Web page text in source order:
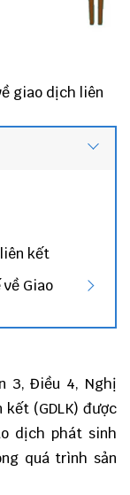
giao dịch liên
kết
Giao
3, Điều 4, Nghị
(GDLK) được
dịch phát sinh
quá trình sản